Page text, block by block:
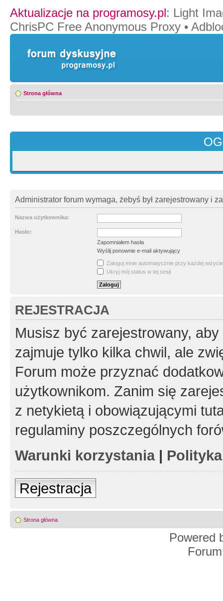
Aktualizacje na programosy.pl: Light
ChrisPC Free Anonymous Proxy •
Strona główna
Administrator forum wymaga, żebyś był zarejestrowany i
Nazwa użytkownika:
Hasło:
Zapomniałem hasła
Wyślij ponownie e-mail aktywujący
Zaloguj mnie automatycznie przy każdej wizycie
Ukryj mój status w tej sesji
REJESTRACJA
Musisz być zarejestrowany,
zajmuje tylko kilka chwil, ale
Forum może przyznać
użytkownikom. Zanim się
z netykietą i obowiązującymi
regulaminy poszczególnych
Warunki korzystania|
Rejestracja
Strona główna
Powered